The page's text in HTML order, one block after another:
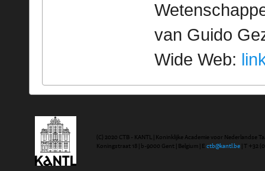
van Guido
Wide Web:
(C) 2020 CTB - KANTL | Koninklijke Academie voor Nederlandse
Koningstraat 18 | b-9000 Gent | Belgium | E ctb@kantl.be | T +32